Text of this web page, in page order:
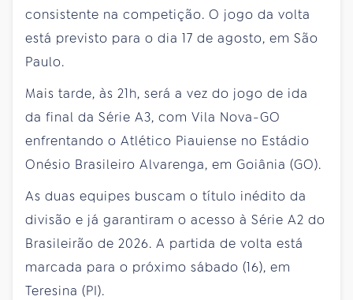
consistente na competição. O jogo da volta
está previsto para o dia 17 de agosto, em São
Paulo.
Mais tarde, às 21h, será a vez do jogo de ida
da final da Série A3, com Vila Nova-GO
enfrentando o Atlético Piauiense no Estádio
Onésio Brasileiro Alvarenga, em Goiânia (GO).
As duas equipes buscam o título inédito da
divisão e já garantiram o acesso à Série A2 do
Brasileirão de 2026. A partida de volta está
marcada para o próximo sábado (16), em
Teresina (PI).